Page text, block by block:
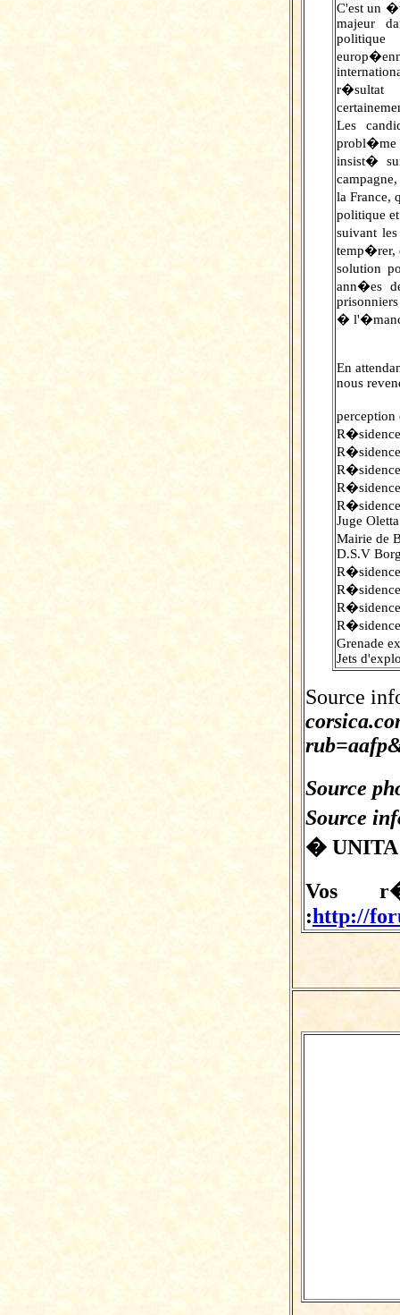
C'est un
majeur
politique
r�sultat
Les
probl�me
insist�
la France,
politique
suivant
temp�rer,
solution
ann�es
�
En
nous
Juge Oletta
Mairie de
D.S.V
Grenade
Jets
Source
Source
Source
� UNITA
Vos
:http://